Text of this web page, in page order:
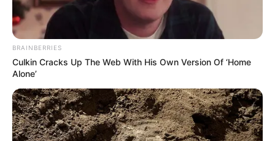
BRAINBERRIES
Culkin Cracks Up The Web With His Own Version Of ‘Home
Alone’